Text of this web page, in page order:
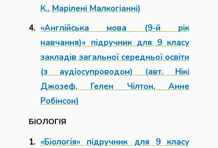
К., Марілені Малкогіанні)
«Англійська мова (9-й рік
навчання)» підручник для 9 класу
закладів загальної середньої освіти
(з аудіосупроводом) (авт. Нікі
Джозеф, Гелен Чілтон, Анне
Робінсон)
БІОЛОГІЯ
«Біологія» підручник для 9 класу